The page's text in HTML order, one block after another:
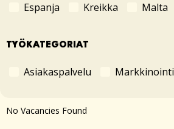
Espanja Kreikka Malta
TYÖKATEGORIAT
Asiakaspalvelu Markkinointi
No Vacancies Found